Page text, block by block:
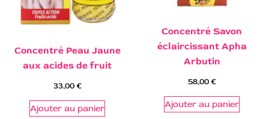
Concentré Peau Jaune
aux acides de fruit
33,00€
Ajouter au panier
Concentré Savon
éclaircissant Apha
Arbutin
58,00€
Ajouter au panier